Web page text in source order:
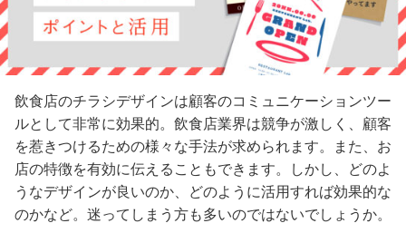
飲食店のチラシデザインは顧客のコミュニケーションツー
ルとして非常に効果的。飲食店業界は競争が激しく、顧客
を惹きつけるための様々な手法が求められます。また、お
店の特徴を有効に伝えることもできます。しかし、どのよ
うなデザインが良いのか、どのように活用すれば効果的な
のかなど。迷ってしまう方も多いのではないでしょうか。